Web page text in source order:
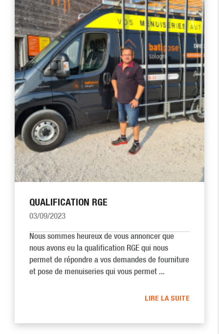
QUALIFICATION RGE
03/09/2023
Nous sommes heureux de vous annoncer que
nous avons eu la qualification RGE qui nous
permet de répondre a vos demandes de fourniture
et pose de menuiseries qui vous permet ...
LIRE LA SUITE